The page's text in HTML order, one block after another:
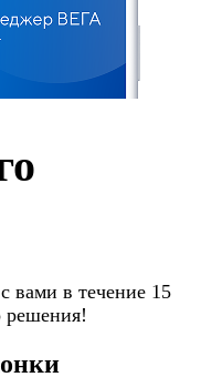
вами в течение 15
решения!